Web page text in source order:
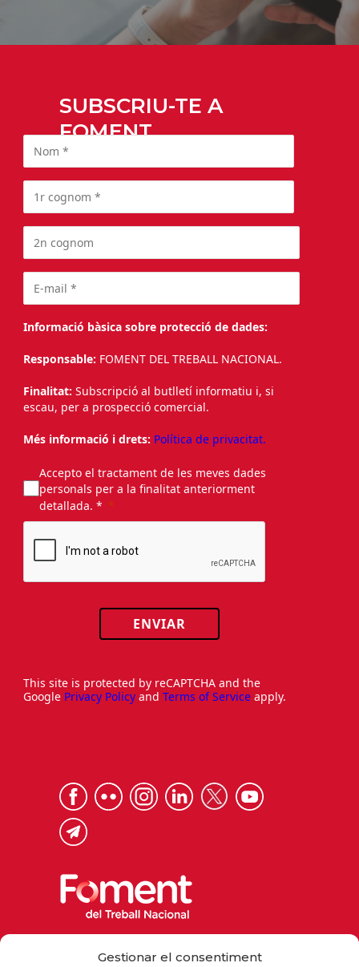
Gestionar el consentiment
SUBSCRIU-TE A
FOMENT
Informació bàsica sobre protecció de dades:
Responsable: FOMENT DEL TREBALL NACIONAL.
Finalitat: Subscripció al butlletí informatiu i, si
escau, per a prospecció comercial.
Més informació i drets: Política de privacitat.
Accepto el tractament de les meves dades
personals per a la finalitat anteriorment
detallada. *
ENVIAR
This site is protected by reCAPTCHA and the
Google Privacy Policy and Terms of Service apply.